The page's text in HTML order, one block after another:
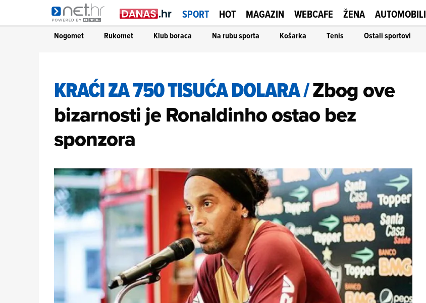
SPORT HOT MAGAZIN WEBCAFE ŽENA AUTOMOBILI
Nogomet Rukomet Klub boraca Na rubu sporta Košarka Tenis Ostali sportovi
KRAĆI ZA 750 TISUĆA DOLARA/Zbog ove
bizarnosti je Ronaldinho ostao bez
sponzora